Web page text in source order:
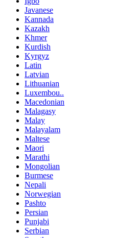
Javanese
Kannada
Kazakh
Khmer
Kurdish
Kyrgyz
Latin
Latvian
Lithuanian
Luxembou..
Macedonian
Malagasy
Malay
Malayalam
Maltese
Maori
Marathi
Mongolian
Burmese
Nepali
Norwegian
Pashto
Persian
Punjabi
Serbian